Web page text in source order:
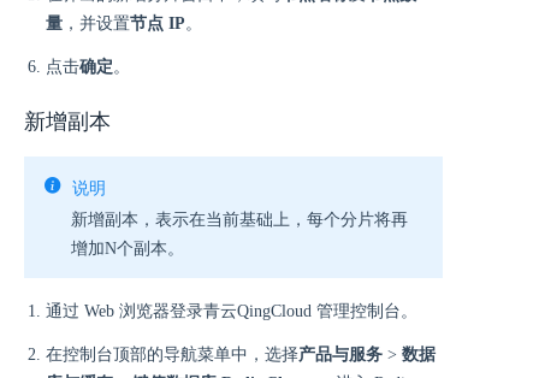
量 ，并设置节点 IP 。
点击确定 。
新增副本
说明
新增副本，表示在当前基础上，每个分片将再
增加N个副本。
通过 Web 浏览器登录青云QingCloud 管理控制台。
在控制台顶部的导航菜单中，选择产品与服务 > 数据